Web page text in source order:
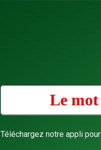
Le mot
Téléchargez notre appli